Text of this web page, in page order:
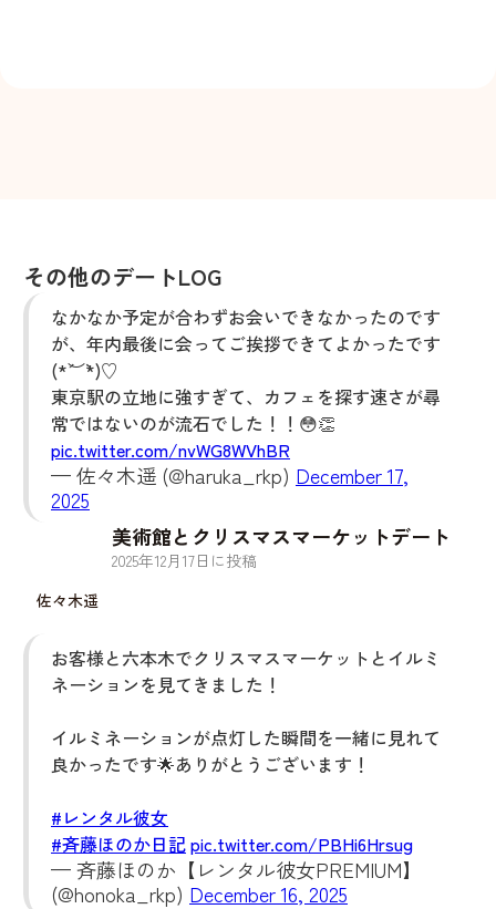
その他のデートLOG
なかなか予定が合わずお会いできなかったのです
が、年内最後に会ってご挨拶できてよかったです
(*´︶`*)♡
東京駅の立地に強すぎて、カフェを探す速さが尋
常ではないのが流石でした！！😳👏
pic.twitter.com/nvWG8WVhBR
— 佐々木遥 (@haruka_rkp) December 17,
2025
佐々木遥
美術館とクリスマスマーケットデート
2025年12月 17日に投稿
お客様と六本木でクリスマスマーケットとイルミ
ネーションを見てきました！
イルミネーションが点灯した瞬間を一緒に見れて
良かったです🌟ありがとうございます！
#レンタル彼女
#斉藤ほのか日記pic.twitter.com/PBHi6Hrsug
— 斉藤ほのか【レンタル彼女PREMIUM】
(@honoka_rkp) December 16, 2025